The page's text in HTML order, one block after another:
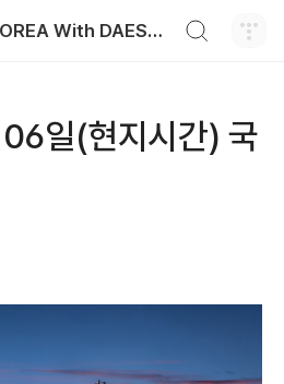
ENERGY KOREA With DAESUNG ENERGY
일(현지시간) 국